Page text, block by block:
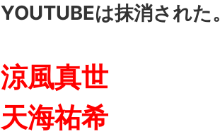
YOUTUBEは抹消された。
涼風真世
天海祐希